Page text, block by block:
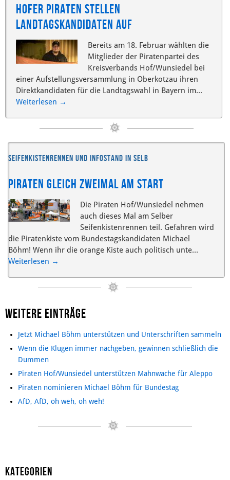
Hofer Piraten stellen
Landtagskandidaten auf
Bereits am 18. Februar wählten die
Mitglieder der Piratenpartei des
Kreisverbands Hof/Wunsiedel bei
einer Aufstellungsversammlung in Oberkotzau ihren
Direktkandidaten für die Landtagswahl in Bayern im...
Weiterlesen →
Seifenkistenrennen und Infostand in Selb
Piraten gleich zweimal am Start
Die Piraten Hof/Wunsiedel nehmen
auch dieses Mal am Selber
Seifenkistenrennen teil. Gefahren wird
die Piratenkiste vom Bundestagskandidaten Michael
Böhm! Wenn ihr die orange Kiste auch politisch unte...
Weiterlesen →
Weitere Einträge
Jetzt Michael Böhm unterstützen und Unterschriften sammeln
Wenn die Klugen immer nachgeben, gewinnen schließlich die
Dummen
Piraten Hof/Wunsiedel unterstützen Mahnwache für Aleppo
Piraten nominieren Michael Böhm für Bundestag
AfD, AfD, oh weh, oh weh!
Kategorien